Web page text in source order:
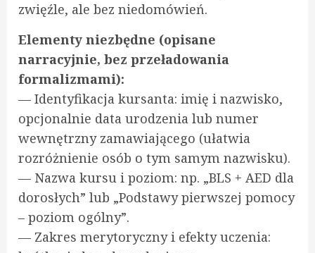
zwięźle, ale bez niedomówień.
Elementy niezbędne (opisane
narracyjnie, bez przeładowania
formalizmami):
— Identyfikacja kursanta: imię i nazwisko,
opcjonalnie data urodzenia lub numer
wewnętrzny zamawiającego (ułatwia
rozróżnienie osób o tym samym nazwisku).
— Nazwa kursu i poziom: np. „BLS + AED dla
dorosłych” lub „Podstawy pierwszej pomocy
– poziom ogólny”.
— Zakres merytoryczny i efekty uczenia: